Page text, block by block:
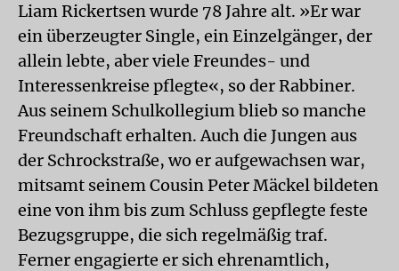
Liam Rickertsen wurde 78 Jahre alt. »Er war
ein überzeugter Single, ein Einzelgänger, der
allein lebte, aber viele Freundes- und
Interessenkreise pflegte«, so der Rabbiner.
Aus seinem Schulkollegium blieb so manche
Freundschaft erhalten. Auch die Jungen aus
der Schrockstraße, wo er aufgewachsen war,
mitsamt seinem Cousin Peter Mäckel bildeten
eine von ihm bis zum Schluss gepflegte feste
Bezugsgruppe, die sich regelmäßig traf.
Ferner engagierte er sich ehrenamtlich,